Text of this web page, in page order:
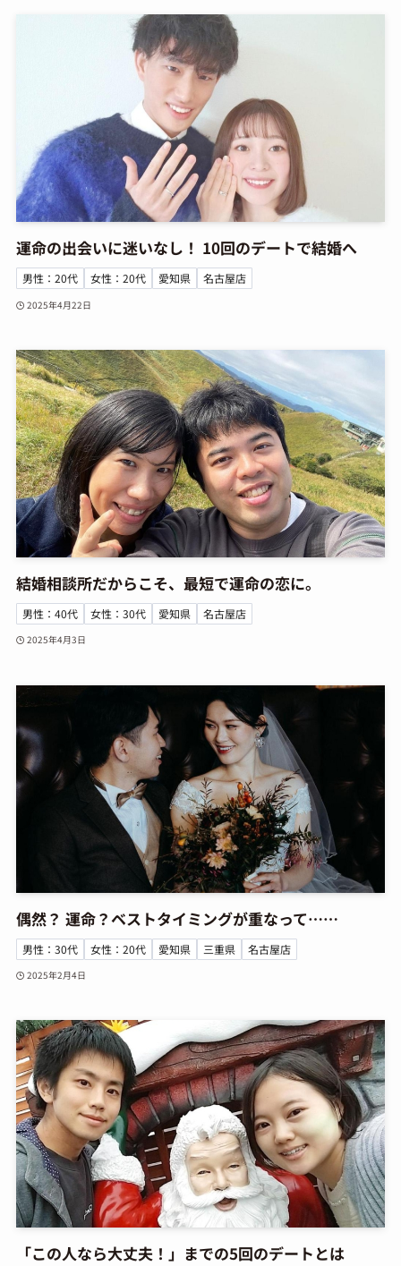
運命の出会いに迷いなし！ 10回のデートで結婚へ
男性：20代 女性：20代 愛知県 名古屋店
2025年4月22日
結婚相談所だからこそ、最短で運命の恋に。
男性：40代 女性：30代 愛知県 名古屋店
2025年4月3日
偶然？ 運命？ベストタイミングが重なって……
男性：30代 女性：20代 愛知県 三重県 名古屋店
2025年2月4日
「この人なら大丈夫！」までの5回のデートとは